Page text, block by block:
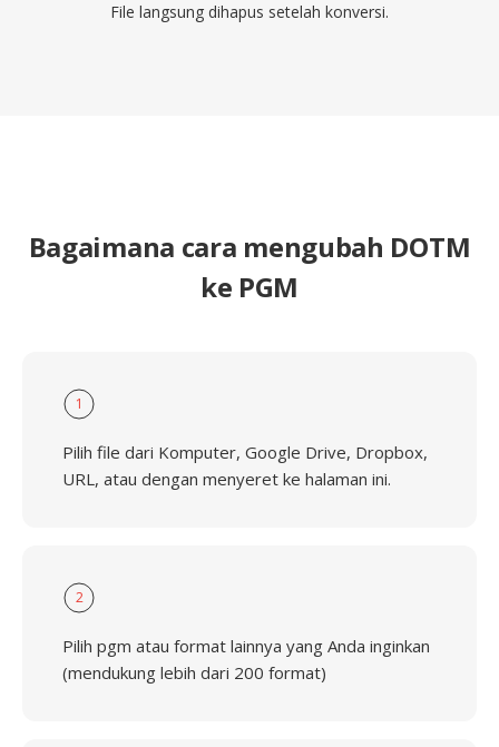
File langsung dihapus setelah konversi.
Bagaimana cara mengubah DOTM
ke PGM
1
Pilih file dari Komputer, Google Drive, Dropbox,
URL, atau dengan menyeret ke halaman ini.
2
Pilih pgm atau format lainnya yang Anda inginkan
(mendukung lebih dari 200 format)